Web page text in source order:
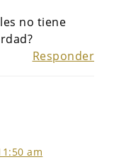
no tiene
Responder
am